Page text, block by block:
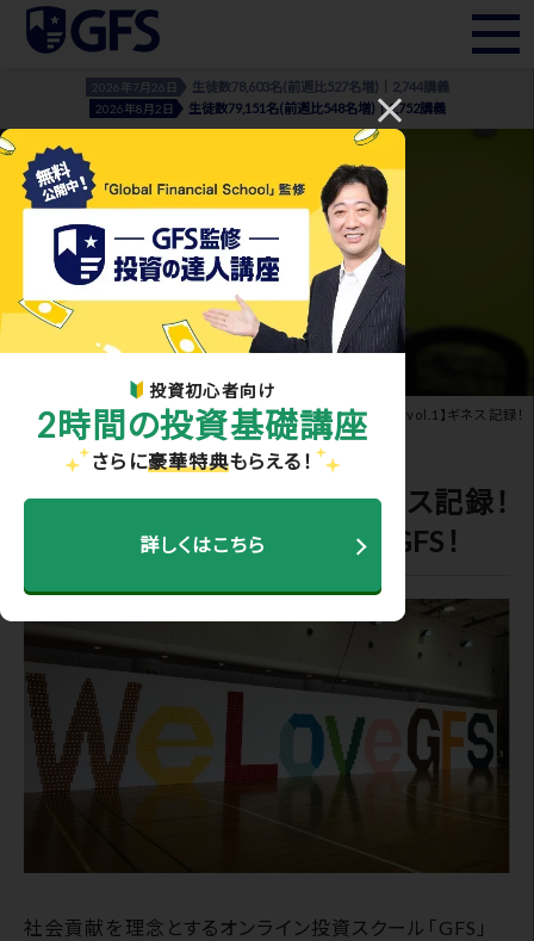
2026年7月26日 生徒数78,603名(前週比527名増)｜2,744講義
2026年8月2日 生徒数79,151名(前週比548名増)｜2,752講義
投資初心者向け
2時間の投資基礎講座
さらに豪華特典もらえる！
詳しくはこちら
COLUMN
- コラム -
ホーム>コラム>元記者スタッフが取材！> 【データでみるGFS vol.1】ギネス記録！
3000枚のカードでWe Love GFS！
【データでみるGFS vol.1】ギネス記録！
3000枚のカードでWe Love GFS！
社会貢献を理念とするオンライン投資スクール「GFS」